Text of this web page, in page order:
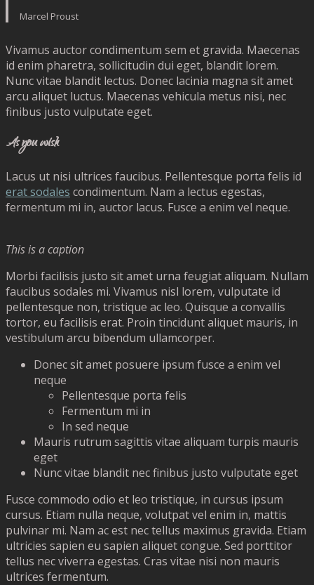
Marcel Proust
Vivamus auctor condimentum sem et gravida. Maecenas
id enim pharetra, sollicitudin dui eget, blandit lorem.
Nunc vitae blandit lectus. Donec lacinia magna sit amet
arcu aliquet luctus. Maecenas vehicula metus nisi, nec
finibus justo vulputate eget.
As you wish
Lacus ut nisi ultrices faucibus. Pellentesque porta felis id
erat sodales condimentum. Nam a lectus egestas,
fermentum mi in, auctor lacus. Fusce a enim vel neque.
This is a caption
Morbi facilisis justo sit amet urna feugiat aliquam. Nullam
faucibus sodales mi. Vivamus nisl lorem, vulputate id
pellentesque non, tristique ac leo. Quisque a convallis
tortor, eu facilisis erat. Proin tincidunt aliquet mauris, in
vestibulum arcu bibendum ullamcorper.
Donec sit amet posuere ipsum fusce a enim vel
neque
Pellentesque porta felis
Fermentum mi in
In sed neque
Mauris rutrum sagittis vitae aliquam turpis mauris
eget
Nunc vitae blandit nec finibus justo vulputate eget
Fusce commodo odio et leo tristique, in cursus ipsum
cursus. Etiam nulla neque, volutpat vel enim in, mattis
pulvinar mi. Nam ac est nec tellus maximus gravida. Etiam
ultricies sapien eu sapien aliquet congue. Sed porttitor
tellus nec viverra egestas. Cras vitae nisi non mauris
ultrices fermentum.